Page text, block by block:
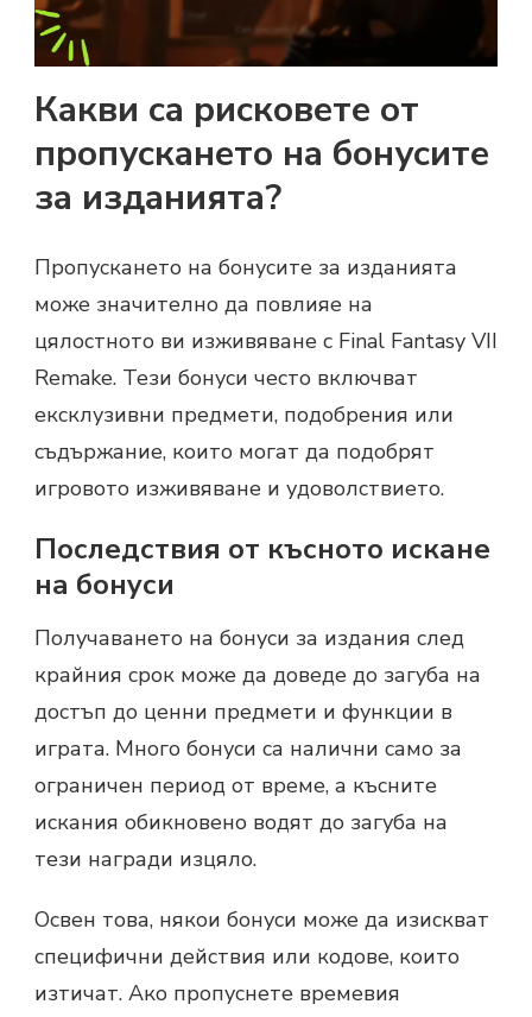
Какви са рисковете от
пропускането на бонусите
за изданията?
Пропускането на бонусите за изданията
може значително да повлияе на
цялостното ви изживяване с Final Fantasy VII
Remake. Тези бонуси често включват
ексклузивни предмети, подобрения или
съдържание, които могат да подобрят
игровото изживяване и удоволствието.
Последствия от късното искане
на бонуси
Получаването на бонуси за издания след
крайния срок може да доведе до загуба на
достъп до ценни предмети и функции в
играта. Много бонуси са налични само за
ограничен период от време, а късните
искания обикновено водят до загуба на
тези награди изцяло.
Освен това, някои бонуси може да изискват
специфични действия или кодове, които
изтичат. Ако пропуснете времевия